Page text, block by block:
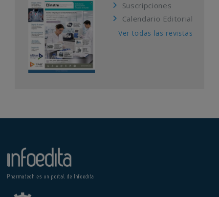
Suscripciones
Calendario Editorial
Ver todas las revistas
Pharmatech es un portal de Infoedita